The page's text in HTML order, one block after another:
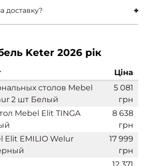
доставку?
Keter 2026 рік
Ціна
столов Mebel
2 шт Белый
5 081
грн
Mebel Elit TINGA
8 638
грн
Elit EMILIO Welur
17 999
грн